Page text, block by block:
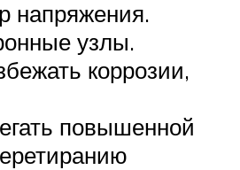
напряжения.
узлы.
коррозии,
повышенной